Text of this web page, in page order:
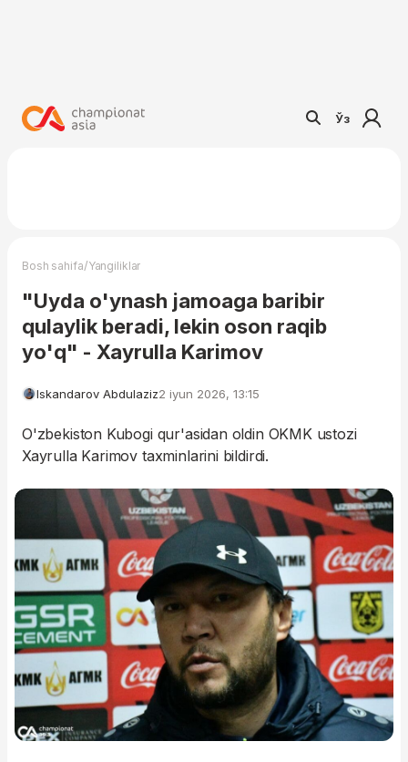
Ўз
Bosh sahifa/Yangiliklar
"Uyda o'ynash jamoaga baribir
qulaylik beradi, lekin oson raqib
yo'q" - Xayrulla Karimov
Iskandarov Abdulaziz2 iyun 2026, 13:15
O'zbekiston Kubogi qur'asidan oldin OKMK ustozi
Xayrulla Karimov taxminlarini bildirdi.